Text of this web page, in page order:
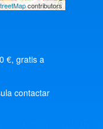
contributors
€, gratis a
contactar